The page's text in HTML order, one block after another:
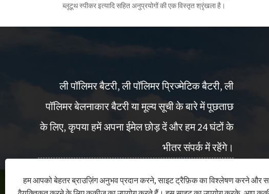
ब्लूटूथ स्पीकर इत्यादि सहित अनुप्रयोगों की एक विस्तृत श्रृंखला है।
ली पॉलिमर बैटरी, ली पॉलिमर प्रिज्मेटिक बैटरी, ली
पॉलिमर बेलनाकार बैटरी या मूल्य सूची के बारे में पूछताछ
के लिए, कृपया हमें अपना ईमेल छोड़ दें और हम 24 घंटों के
भीतर संपर्क में रहेंगे।
अब पूछताछ करें
हम आपको बेहतर ब्राउज़िंग अनुभव प्रदान करने, साइट ट्रैफ़िक का विश्लेषण करने और